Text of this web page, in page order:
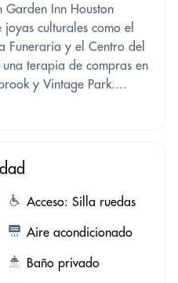
Garden Inn Houston
culturales como el
Funeraria y el Centro del
terapia de compras en
y Vintage Park....
Acceso: Silla ruedas
Aire acondicionado
Baño privado